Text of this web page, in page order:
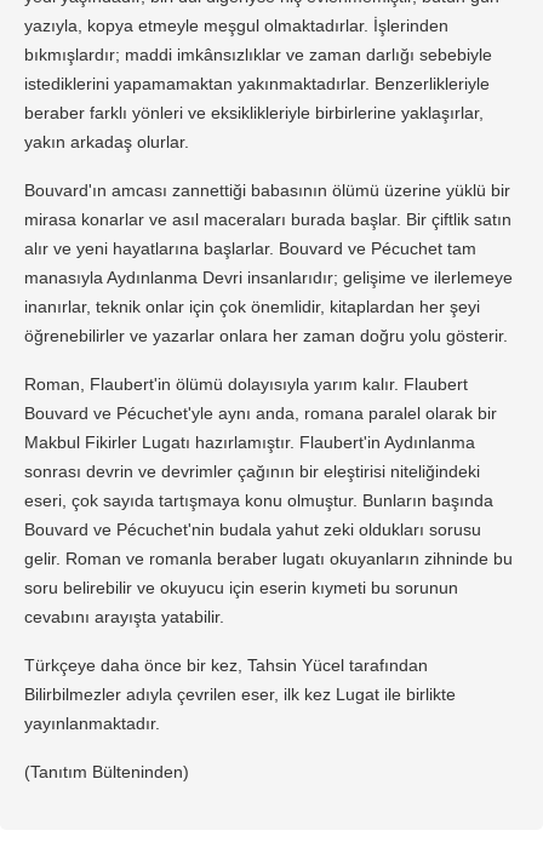
yazıyla, kopya etmeyle meşgul olmaktadırlar. İşlerinden
bıkmışlardır; maddi imkânsızlıklar ve zaman darlığı sebebiyle
istediklerini yapamamaktan yakınmaktadırlar. Benzerlikleriyle
beraber farklı yönleri ve eksiklikleriyle birbirlerine yaklaşırlar,
yakın arkadaş olurlar.
Bouvard'ın amcası zannettiği babasının ölümü üzerine yüklü bir
mirasa konarlar ve asıl maceraları burada başlar. Bir çiftlik satın
alır ve yeni hayatlarına başlarlar. Bouvard ve Pécuchet tam
manasıyla Aydınlanma Devri insanlarıdır; gelişime ve ilerlemeye
inanırlar, teknik onlar için çok önemlidir, kitaplardan her şeyi
öğrenebilirler ve yazarlar onlara her zaman doğru yolu gösterir.
Roman, Flaubert'in ölümü dolayısıyla yarım kalır. Flaubert
Bouvard ve Pécuchet'yle aynı anda, romana paralel olarak bir
Makbul Fikirler Lugatı hazırlamıştır. Flaubert'in Aydınlanma
sonrası devrin ve devrimler çağının bir eleştirisi niteliğindeki
eseri, çok sayıda tartışmaya konu olmuştur. Bunların başında
Bouvard ve Pécuchet'nin budala yahut zeki oldukları sorusu
gelir. Roman ve romanla beraber lugatı okuyanların zihninde bu
soru belirebilir ve okuyucu için eserin kıymeti bu sorunun
cevabını arayışta yatabilir.
Türkçeye daha önce bir kez, Tahsin Yücel tarafından
Bilirbilmezler adıyla çevrilen eser, ilk kez Lugat ile birlikte
yayınlanmaktadır.
(Tanıtım Bülteninden)